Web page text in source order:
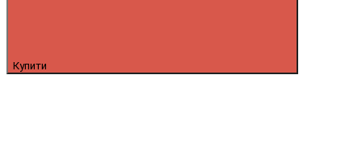
Купити